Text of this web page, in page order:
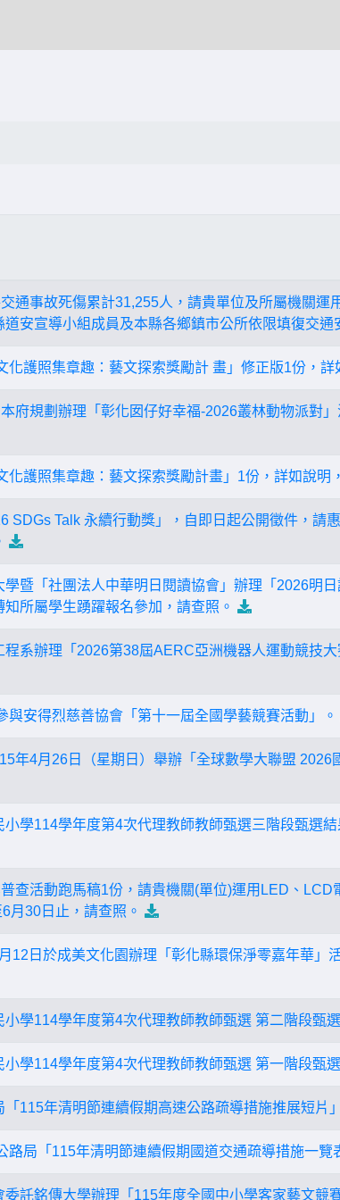
通事故死傷累計31,255人，請貴單位及所屬機關運
安宣導小組成員及本縣各鄉鎮市公所依限填復交通
化護照集章趣：藝文探索獎勵計 畫」修正版1份，詳
府規劃辦理「彰化囡仔好幸福-2026叢林動物派對
化護照集章趣：藝文探索獎勵計畫」1份，詳如說明
SDGs Talk 永續行動獎」，自即日起公開徵件，請
暨「社團法人中華明日閱讀協會」辦理「2026明
所屬學生踴躍報名參加，請查照。
程系辦理「2026第38屆AERC亞洲機器人運動競技
與安得烈慈善協會「第十一屆全國學藝競賽活動」。
年4月26日（星期日）舉辦「全球數學大聯盟 2026
學114學年度第4次代理教師教師甄選三階段甄選結
查活動跑馬稿1份，請貴機關(單位)運用LED、LCD
月30日止，請查照。
12日於成美文化園辦理「彰化縣環保淨零嘉年華」
學114學年度第4次代理教師教師甄選 第二階段甄
學114學年度第4次代理教師教師甄選 第一階段甄
115年清明節連續假期高速公路疏導措施推展短片
路局「115年清明節連續假期國道交通疏導措施一覽
託銘傳大學辦理「115年度全國中小學客家藝文競